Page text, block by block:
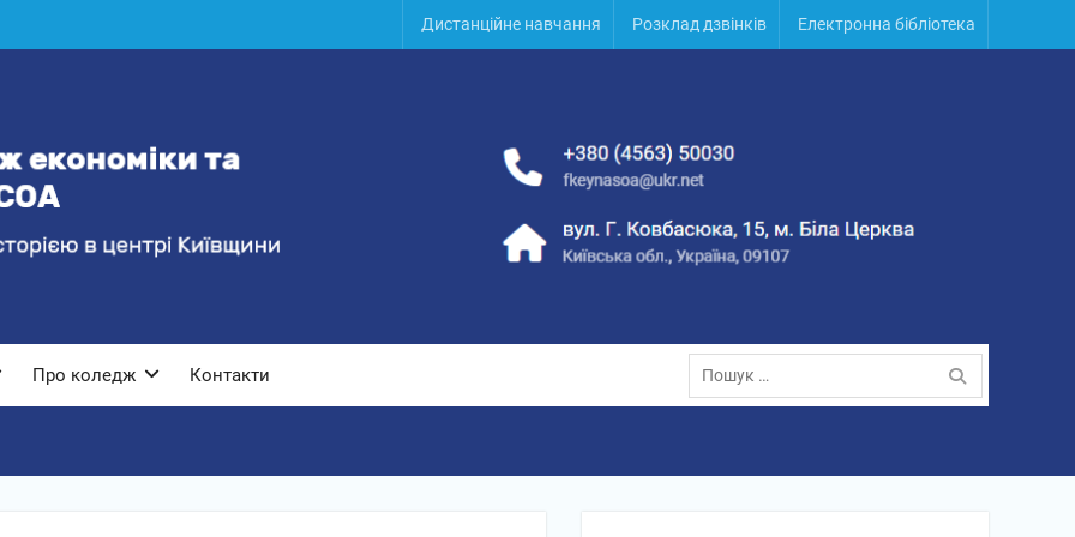
Дистанційне навчання Розклад дзвінків Електронна бібліотека
Про коледж Контакти
Пошук: